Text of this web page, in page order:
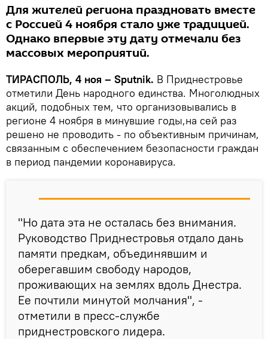
Для жителей региона праздновать вместе
с Россией 4 ноября стало уже традицией.
Однако впервые эту дату отмечали без
массовых мероприятий.
ТИРАСПОЛЬ, 4 ноя – Sputnik. В Приднестровье
отметили День народного единства. Многолюдных
акций, подобных тем, что организовывались в
регионе 4 ноября в минувшие годы,на сей раз
решено не проводить - по объективным причинам,
связанным с обеспечением безопасности граждан
в период пандемии коронавируса.
"Но дата эта не осталась без внимания.
Руководство Приднестровья отдало дань
памяти предкам, объединявшим и
оберегавшим свободу народов,
проживающих на землях вдоль Днестра.
Ее почтили минутой молчания", -
отметили в пресс-службе
приднестровского лидера.